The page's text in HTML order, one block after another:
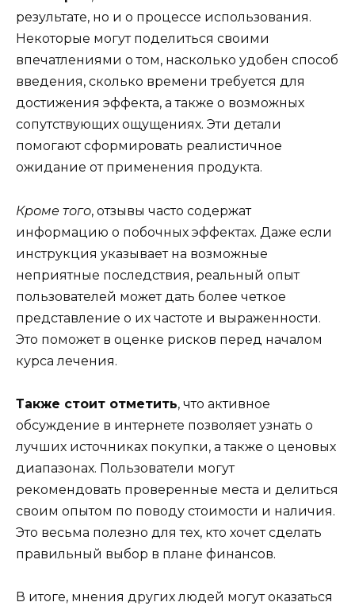
результате, но и о процессе использования.
Некоторые могут поделиться своими
впечатлениями о том, насколько удобен способ
введения, сколько времени требуется для
достижения эффекта, а также о возможных
сопутствующих ощущениях. Эти детали
помогают сформировать реалистичное
ожидание от применения продукта.
Кроме того, отзывы часто содержат
информацию о побочных эффектах. Даже если
инструкция указывает на возможные
неприятные последствия, реальный опыт
пользователей может дать более четкое
представление о их частоте и выраженности.
Это поможет в оценке рисков перед началом
курса лечения.
Также стоит отметить, что активное
обсуждение в интернете позволяет узнать о
лучших источниках покупки, а также о ценовых
диапазонах. Пользователи могут
рекомендовать проверенные места и делиться
своим опытом по поводу стоимости и наличия.
Это весьма полезно для тех, кто хочет сделать
правильный выбор в плане финансов.
В итоге, мнения других людей могут оказаться